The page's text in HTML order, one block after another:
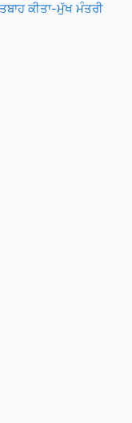
ਕੀਤਾ-ਮੁੱਖ ਮੰਤਰੀ